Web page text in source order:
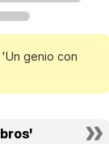
genio con